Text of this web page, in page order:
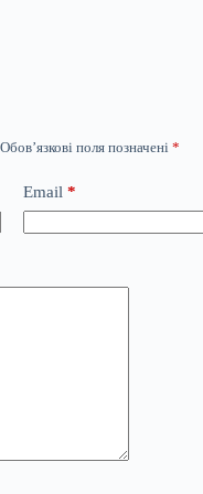
Обов’язкові поля позначені *
Email *